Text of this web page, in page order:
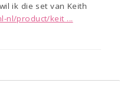
ik die set van Keith
nl/product/keit ...